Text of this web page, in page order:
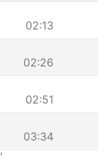
02:13
02:26
02:51
03:34
,